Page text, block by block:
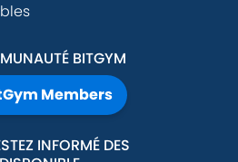
BITGYM
Members
INFORMÉ DES